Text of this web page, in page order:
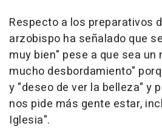
Respecto a los preparativos
arzobispo ha señalado que
muy bien" pese a que sea un
mucho desbordamiento"
y "deseo de ver la belleza" y
nos pide más gente estar,
Iglesia".